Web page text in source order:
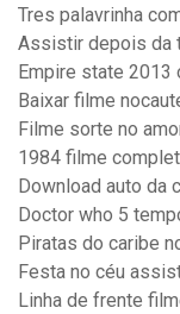
Tres palavrinha
Assistir depois da
Empire state 2013
Baixar filme
Filme sorte no
1984 filme
Download auto da
Doctor who 5
Piratas do caribe
Festa no céu
Linha de frente